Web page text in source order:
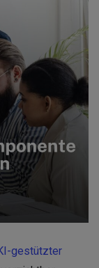
gestützter